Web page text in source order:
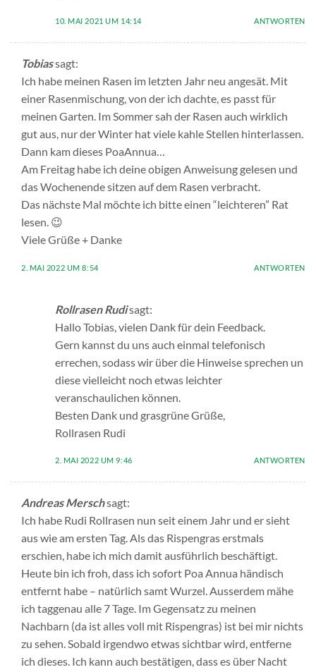
10. MAI 2021 UM 14:14 ANTWORTEN
Tobiassagt:
Ich habe meinen Rasen im letzten Jahr neu angesät. Mit
einer Rasenmischung, von der ich dachte, es passt für
meinen Garten. Im Sommer sah der Rasen auch wirklich
gut aus, nur der Winter hat viele kahle Stellen hinterlassen.
Dann kam dieses PoaAnnua…
Am Freitag habe ich deine obigen Anweisung gelesen und
das Wochenende sitzen auf dem Rasen verbracht.
Das nächste Mal möchte ich bitte einen “leichteren” Rat
lesen. 😉
Viele Grüße + Danke
2. MAI 2022 UM 8:54 ANTWORTEN
Rollrasen Rudisagt:
Hallo Tobias, vielen Dank für dein Feedback.
Gern kannst du uns auch einmal telefonisch
errechen, sodass wir über die Hinweise sprechen un
diese vielleicht noch etwas leichter
veranschaulichen können.
Besten Dank und grasgrüne Grüße,
Rollrasen Rudi
2. MAI 2022 UM 9:46 ANTWORTEN
Andreas Merschsagt:
Ich habe Rudi Rollrasen nun seit einem Jahr und er sieht
aus wie am ersten Tag. Als das Rispengras erstmals
erschien, habe ich mich damit ausführlich beschäftigt.
Heute bin ich froh, dass ich sofort Poa Annua händisch
entfernt habe – natürlich samt Wurzel. Ausserdem mähe
ich taggenau alle 7 Tage. Im Gegensatz zu meinen
Nachbarn (da ist alles voll mit Rispengras) ist bei mir nichts
zu sehen. Sobald irgendwo etwas sichtbar wird, entferne
ich dieses. Ich kann auch bestätigen, dass es über Nacht